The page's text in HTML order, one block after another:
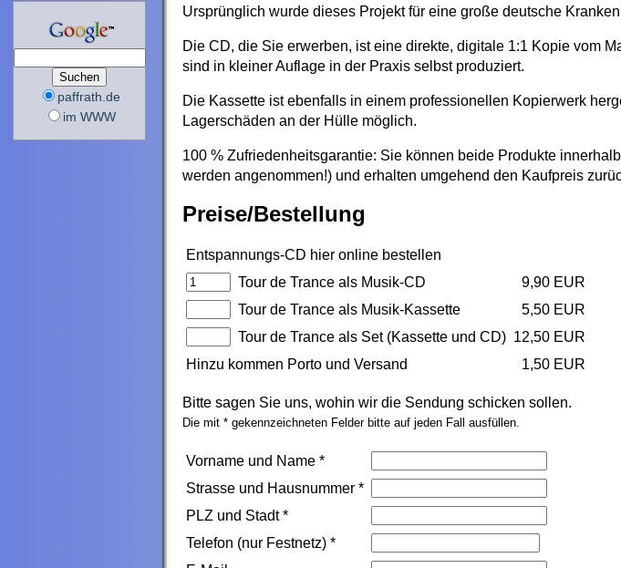
paffrath.de
im WWW
Ursprünglich wurde dieses Projekt für eine große deutsche
Die CD, die Sie erwerben, ist eine direkte, digitale 1:1 Kopie vom
sind in kleiner Auflage in der Praxis selbst produziert.
Die Kassette ist ebenfalls in einem professionellen Kopierwerk
Lagerschäden an der Hülle möglich.
100 % Zufriedenheitsgarantie: Sie können beide Produkte
werden angenommen!) und erhalten umgehend den Kaufpreis
Preise/Bestellung
Entspannungs-CD hier online bestellen
Tour de Trance als Musik-CD
9,90 EUR
Tour de Trance als Musik-Kassette
5,50 EUR
Tour de Trance als Set (Kassette und CD) 12,50 EUR
Hinzu kommen Porto und Versand
1,50 EUR
Bitte sagen Sie uns, wohin wir die Sendung schicken sollen.
Die mit * gekennzeichneten Felder bitte auf jeden Fall ausfüllen.
Vorname und Name *
Strasse und Hausnummer *
PLZ und Stadt *
Telefon (nur Festnetz) *